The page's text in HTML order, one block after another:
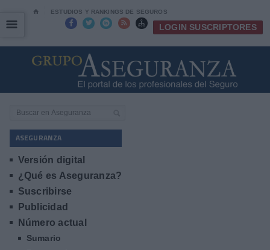
⌂ ESTUDIOS Y RANKINGS DE SEGUROS
     LOGIN SUSCRIPTORES
☰
☰
ASEGURANZA
Versión digital
¿Qué es Aseguranza?
Suscribirse
Publicidad
Número actual
Sumario